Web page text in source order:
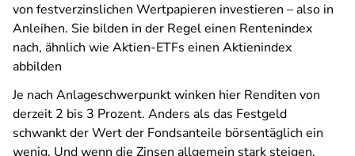
von festverzinslichen Wertpapieren investieren – also in
Anleihen. Sie bilden in der Regel einen Rentenindex
nach, ähnlich wie Aktien-ETFs einen Aktienindex
abbilden
Je nach Anlageschwerpunkt winken hier Renditen von
derzeit 2 bis 3 Prozent. Anders als das Festgeld
schwankt der Wert der Fondsanteile börsentäglich ein
wenig. Und wenn die Zinsen allgemein stark steigen,